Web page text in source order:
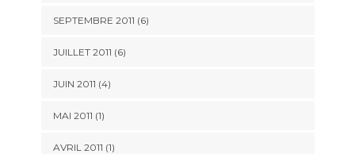
SEPTEMBRE 2011 (6)
JUILLET 2011 (6)
JUIN 2011 (4)
MAI 2011 (1)
AVRIL 2011 (1)